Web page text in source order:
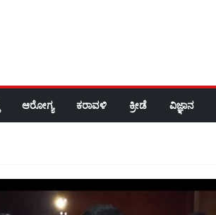
ಆರೋಗ್ಯ ಕರಾವಳಿ ಕ್ರೀಡೆ ವಿಜ್ಞಾನ